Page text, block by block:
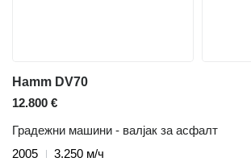
Hamm DV70
12.800 €
Градежни машини - валјак за асфалт
2005
3.250 м/ч